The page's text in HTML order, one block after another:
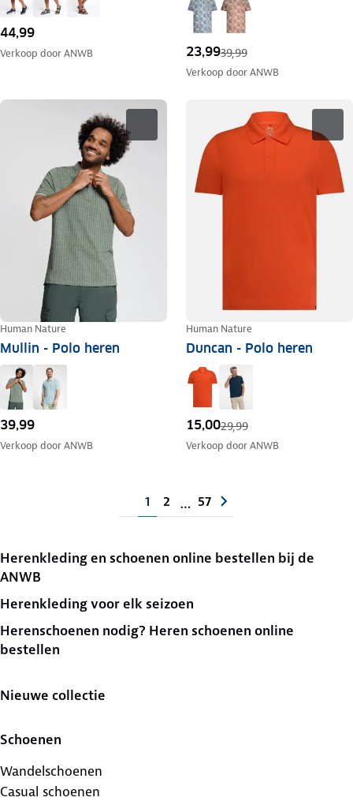
44,99
Verkoop doorANWB 23,9939,99
Verkoop doorANWB
Human Nature
Mullin - Polo heren
39,99
Verkoop doorANWB
Human Nature
Duncan - Polo heren
15,0029,99
Verkoop doorANWB
1 2 … 57
Herenkleding en schoenen online bestellen bij de
ANWB
Herenkleding voor elk seizoen
Herenschoenen nodig? Heren schoenen online
bestellen
Nieuwe collectie
Schoenen
Wandelschoenen
Casual schoenen